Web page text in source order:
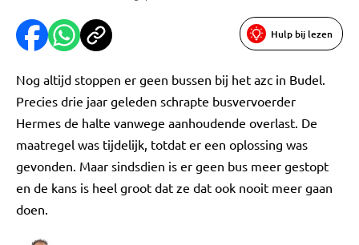
Hulp bij lezen
Nog altijd stoppen er geen bussen bij het azc in Budel.
Precies drie jaar geleden schrapte busvervoerder
Hermes de halte vanwege aanhoudende overlast. De
maatregel was tijdelijk, totdat er een oplossing was
gevonden. Maar sindsdien is er geen bus meer gestopt
en de kans is heel groot dat ze dat ook nooit meer gaan
doen.